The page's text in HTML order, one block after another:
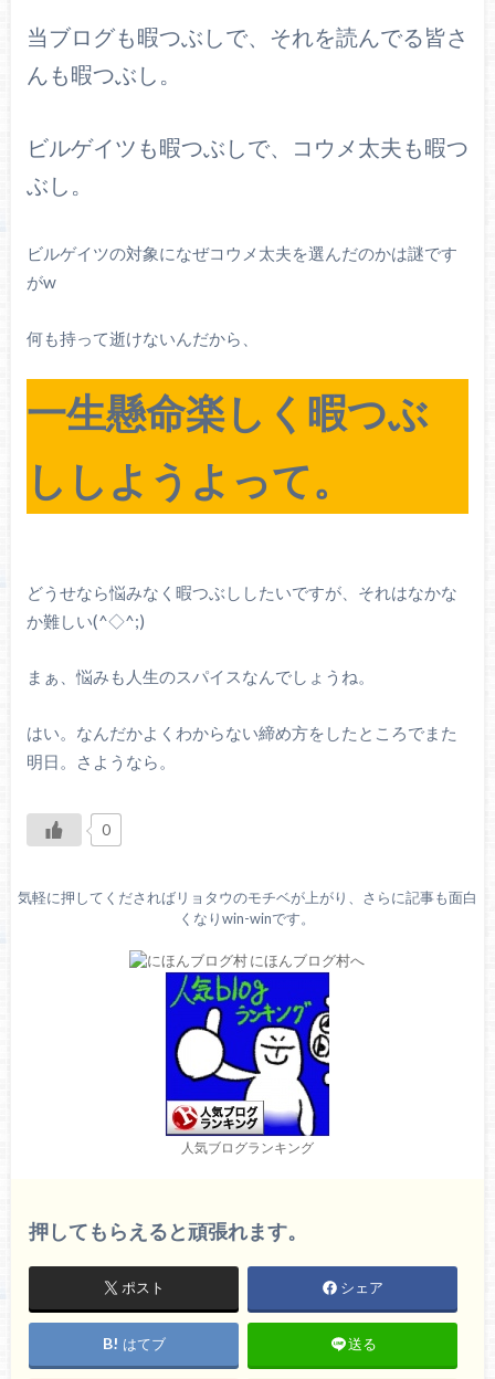
当ブログも暇つぶしで、それを読んでる皆さ
んも暇つぶし。
ビルゲイツも暇つぶしで、コウメ太夫も暇つ
ぶし。
ビルゲイツの対象になぜコウメ太夫を選んだのかは謎です
がw
何も持って逝けないんだから、
一生懸命楽しく暇つぶ
ししようよって。
どうせなら悩みなく暇つぶししたいですが、それはなかな
か難しい(^◇^;)
まぁ、悩みも人生のスパイスなんでしょうね。
はい。なんだかよくわからない締め方をしたところでまた
明日。さようなら。
0
気軽に押してくださればリョタウのモチベが上がり、さらに記事も面白
くなりwin-winです。
人気ブログランキング
押してもらえると頑張れます。
ポスト シェア
はてブ 送る